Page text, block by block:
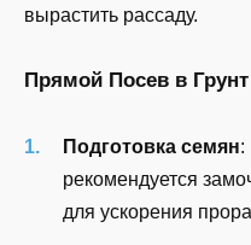
вырастить рассаду.
Прямой Посев в Грунт
Подготовка семян:
рекомендуется
для ускорения